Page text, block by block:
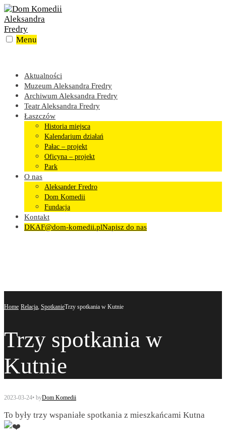
Skip
to
content
Menu
Aktualności
Muzeum Aleksandra Fredry
Archiwum Aleksandra Fredry
Teatr Aleksandra Fredry
Łaszczów
Historia miejsca
Kalendarium działań
Pałac – projekt
Oficyna – projekt
Park
O nas
Aleksander Fredro
Dom Komedii
Fundacja
Kontakt
DKAF@dom-komedii.plNapisz do nas
Home Relacja, SpotkanieTrzy spotkania w Kutnie
Trzy spotkania w
Kutnie
2023-03-24• byDom Komedii
To były trzy wspaniałe spotkania z mieszkańcami Kutna